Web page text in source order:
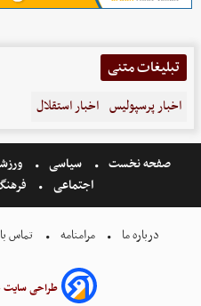
تبلیغات متنی
اخبار پرسپولیس اخبار استقلال
صفحه نخست سیاسی
اجتماعی
درباره ما مرامنامه تماس
طراحی سایت